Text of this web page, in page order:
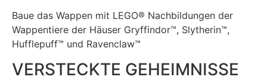
Baue das Wappen mit LEGO® Nachbildungen der
Wappentiere der Häuser Gryffindor™, Slytherin™,
Hufflepuff™ und Ravenclaw™
VERSTECKTE GEHEIMNISSE